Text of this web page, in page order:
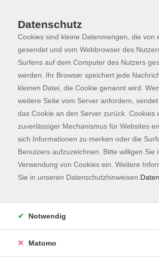
Skip to main content
Programm
Der Kurs konnte nicht gefunden
AGB
Datenschutz
Cookies sind kleine Datenmengen, die von
gesendet und vom Webbrowser des
Surfens auf dem Computer des Nutzers
werden. Ihr Browser speichert jede
kleinen Datei, die Cookie genannt wird.
weitere Seite vom Server anfordern,
das Cookie an den Server zurück. Cookies
zuverlässiger Mechanismus für Websites
sich Informationen zu merken oder die
Benutzers aufzuzeichnen. Bitte willigen Sie
Verwendung von Cookies ein. Weitere
Sie in unseren Datenschutzhinweisen.
Notwendig
Matomo